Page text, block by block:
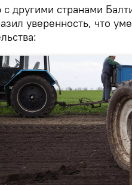
другими странами
уверенность, что